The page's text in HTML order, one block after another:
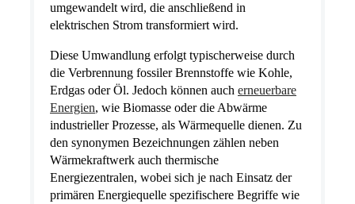
umgewandelt wird, die anschließend in
elektrischen Strom transformiert wird.
Diese Umwandlung erfolgt typischerweise durch
die Verbrennung fossiler Brennstoffe wie Kohle,
Erdgas oder Öl. Jedoch können auch erneuerbare
Energien, wie Biomasse oder die Abwärme
industrieller Prozesse, als Wärmequelle dienen. Zu
den synonymen Bezeichnungen zählen neben
Wärmekraftwerk auch thermische
Energiezentralen, wobei sich je nach Einsatz der
primären Energiequelle spezifischere Begriffe wie